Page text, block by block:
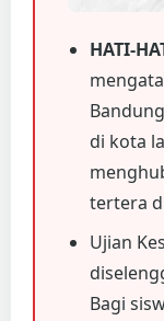
HATI-
di kota
tertera
Ujian
Bagi